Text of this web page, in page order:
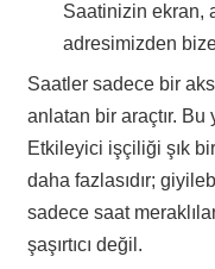
Saatinizin ekran,
adresimizden
Saatler sadece bir
anlatan bir araçtır.
Etkileyici işçiliği şık
daha fazlasıdır;
sadece saat
şaşırtıcı değil.